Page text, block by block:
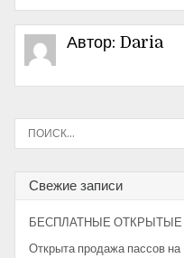
в
и
г
ц
я
п
о
Автор:Daria
Свежие записи
БЕСПЛАТНЫЕ
Открыта продажа пассов